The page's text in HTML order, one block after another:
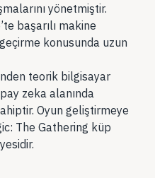
yönetmiştir.
başarılı makine
konusunda uzun
teorik bilgisayar
zeka alanında
Oyun geliştirmeye
The Gathering küp